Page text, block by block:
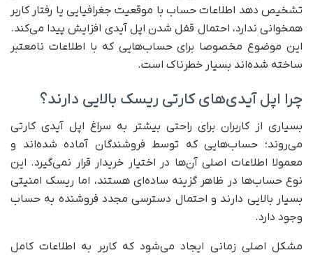
تشخیص دهد اطلاعات حساب با موقعیت جغرافیایی یا رفتار کاربر
همخوانی ندارد، احتمال قفل شدن اپل آیدی افزایش پیدا می‌کند.
این موضوع مخصوصا برای حساب‌هایی که با اطلاعات نامعتبر
ساخته شده‌اند بسیار خطرناک است.
چرا اپل آیدی‌های کارتی ریسک بالایی دارند؟
بسیاری از کاربران برای راحتی بیشتر به سراغ اپل آیدی کارتی
می‌روند؛ حساب‌هایی که توسط فروشندگان آماده شده‌اند و
معمولا اطلاعات اصلی آن‌ها در اختیار خریدار قرار نمی‌گیرد. این
نوع حساب‌ها در ظاهر گزینه ساده‌ای هستند، اما ریسک امنیتی
بسیار بالایی دارند و احتمال دسترسی مجدد فروشنده به حساب
وجود دارد.
مشکل اصلی زمانی ایجاد می‌شود که کاربر به اطلاعات کامل